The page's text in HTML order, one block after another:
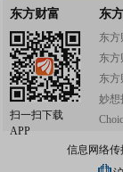
东方财富
扫一扫下载
APP
东
东方
东方
东方
妙想
信息网络传